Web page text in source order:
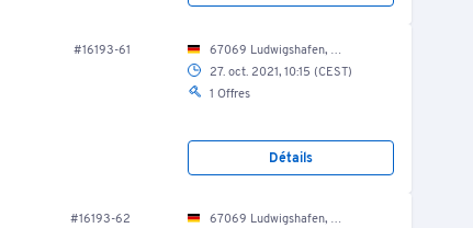
#16193-61
67069 Ludwigshafen, Nordring 46/ Fuhrpark
27. oct. 2021, 10:15 (CEST)
1 Offres
Détails
#16193-62
67069 Ludwigshafen, Nordring 46/ Fuhrpark